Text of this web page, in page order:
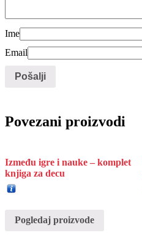
Ime
Email
Povezani proizvodi
Između igre i nauke – komplet
knjiga za decu
Pogledaj proizvode